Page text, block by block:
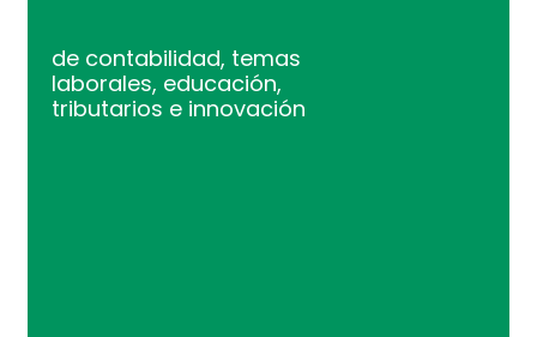
de contabilidad, temas
laborales, educación,
tributarios e innovación